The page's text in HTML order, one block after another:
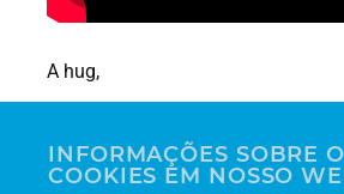
A hug,
Sales and Technology Manager
INFORMAÇÕES SOBRE
COOKIES EM NOSSO